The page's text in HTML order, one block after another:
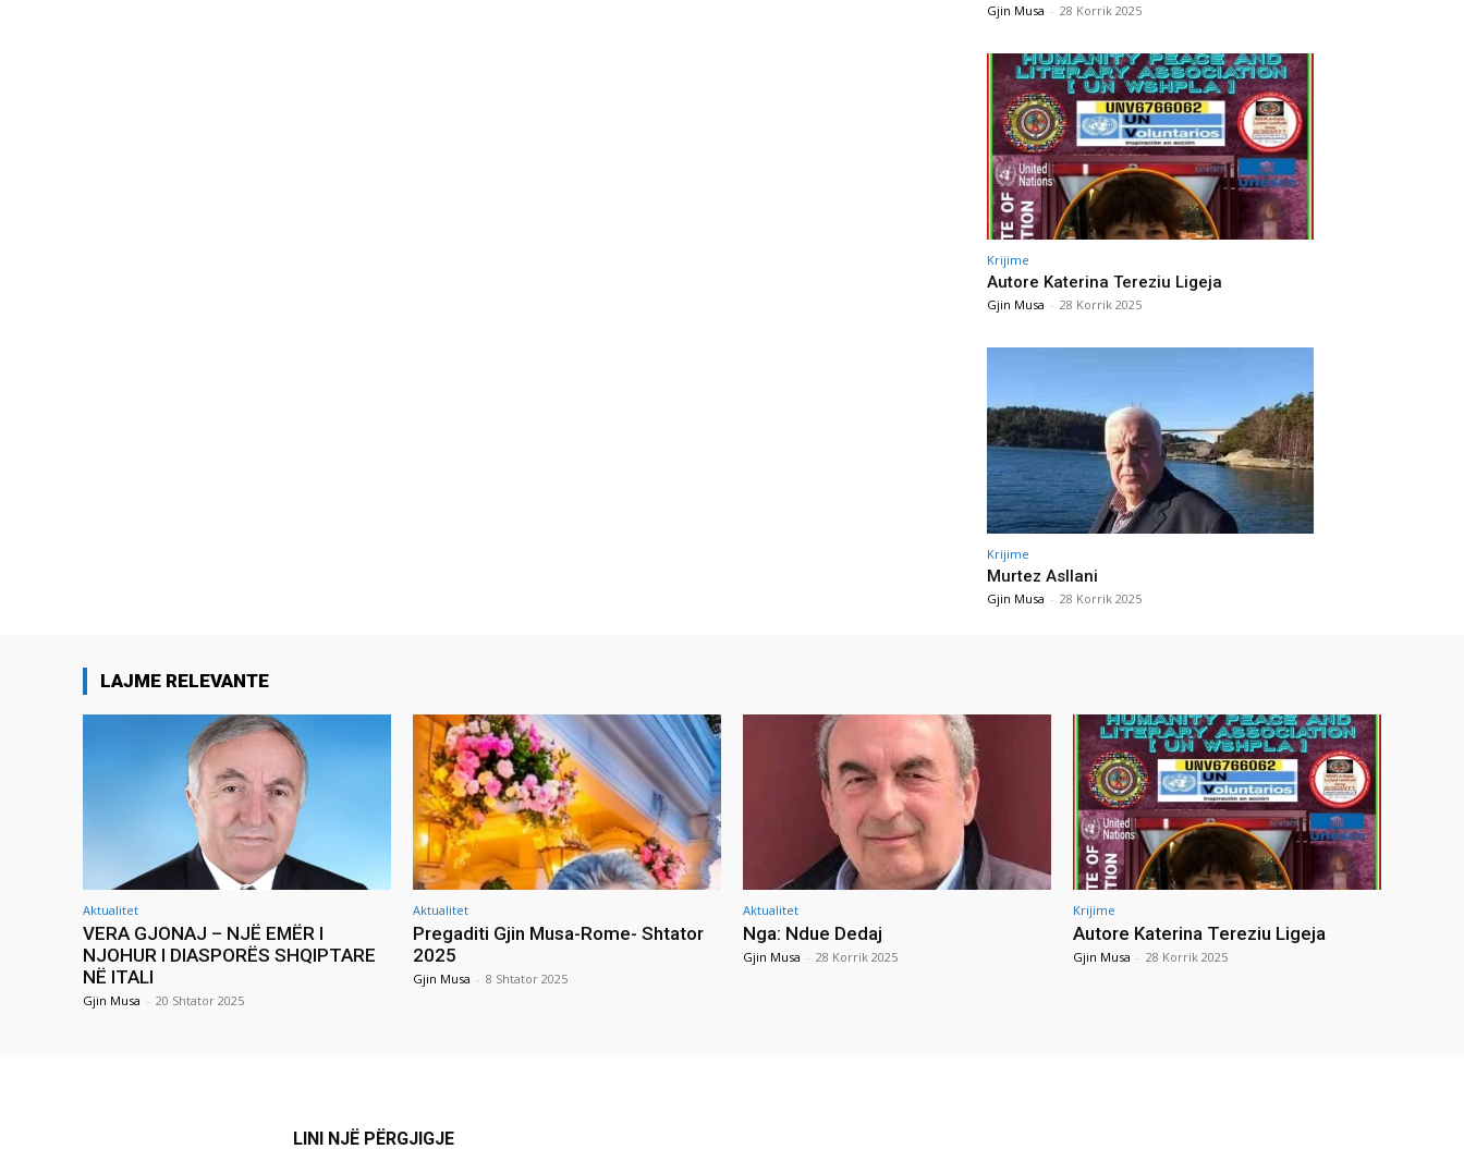
Gjin Musa - 28 Korrik 2025
Krijime
Autore Katerina Tereziu Ligeja
Gjin Musa - 28 Korrik 2025
Krijime
Murtez Asllani
Gjin Musa - 28 Korrik 2025
LAJME RELEVANTE
Aktualitet
VERA GJONAJ – NJË EMËR I
NJOHUR I DIASPORËS SHQIPTARE
NË ITALI
Gjin Musa - 20 Shtator 2025
Aktualitet
Pregaditi Gjin Musa-Rome- Shtator
2025
Gjin Musa - 8 Shtator 2025
Aktualitet
Nga: Ndue Dedaj
Gjin Musa - 28 Korrik 2025
Krijime
Autore Katerina Tereziu Ligeja
Gjin Musa - 28 Korrik 2025
LINI NJË PËRGJIGJE